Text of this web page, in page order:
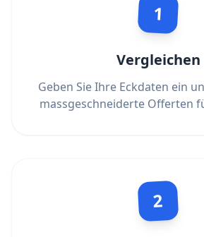
1
Vergleichen
Geben Sie Ihre Eckdaten ein
massgeschneiderte Offerten
2